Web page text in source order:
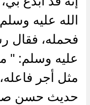
الله عليه
فحمله، فقال
عليه وسلم: "
مثل أجر
حديث حسن